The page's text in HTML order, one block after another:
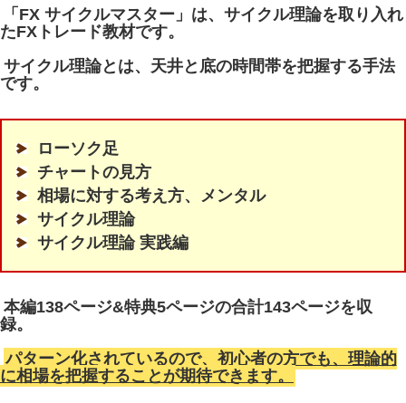
「FX サイクルマスター」は、サイクル理論を取り入れ
たFXトレード教材です。
サイクル理論とは、天井と底の時間帯を把握する手法
です。
ローソク足
チャートの見方
相場に対する考え方、メンタル
サイクル理論
サイクル理論 実践編
本編138ページ&特典5ページの合計143ページを収
録。
パターン化されているので、初心者の方でも、理論的
に相場を把握することが期待できます。